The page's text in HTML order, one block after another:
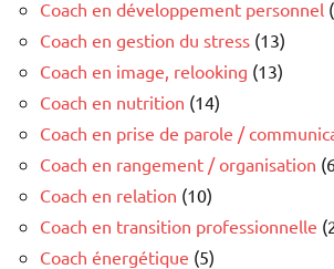
Coach en développement personnel
Coach en gestion du stress (13)
Coach en image, relooking (13)
Coach en nutrition (14)
Coach en prise de parole /
Coach en rangement / organisation
Coach en relation (10)
Coach en transition professionnelle
Coach énergétique (5)